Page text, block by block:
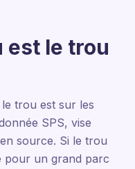
est le trou
trou est sur les
SPS, vise
source. Si le trou
pour un grand parc